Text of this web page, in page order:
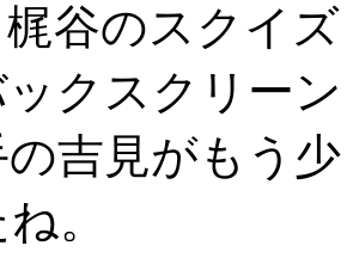
梶谷のスクイ
クスクリー
の吉見がもう
。